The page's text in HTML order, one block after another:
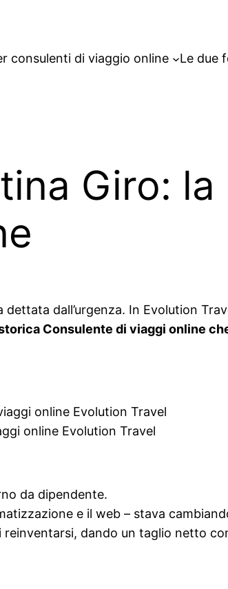
consulenti di viaggio online Le due
Giro:
dettata dall’urgenza. In Evolution
Consulente di viaggi online
online Evolution Travel
da dipendente.
e il web – stava
dando un taglio netto